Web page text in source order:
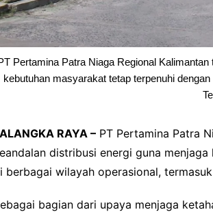
Pertamina Patra Niaga Regional
kebutuhan masyarakat tetap terpenuhi
RAYA – PT Pertamina Patra
distribusi energi guna
berbagai wilayah operasional,
bagian dari upaya menjaga